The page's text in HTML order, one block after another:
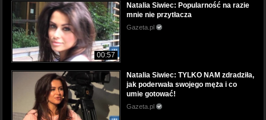
00:57
Natalia Siwiec: Popularność na razie
mnie nie przytłacza
Gazeta.pl
Natalia Siwiec: TYLKO NAM zdradziła,
jak poderwała swojego męża i co
umie gotować!
Gazeta.pl